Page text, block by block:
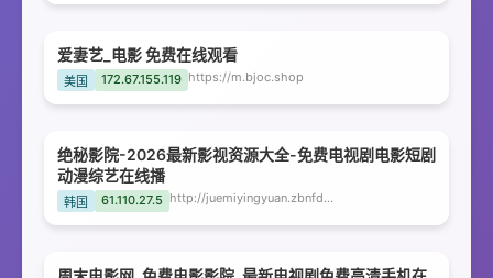
爱妻艺_电影 免费在线观看
美国 172.67.155.119 https://m.bjoc.shop
绝秘影院-2026最新影视资源大全-免费电视剧电影短剧
动漫综艺在线播
韩国 61.110.27.5 http://juemiyingyuan.zbnfd.com